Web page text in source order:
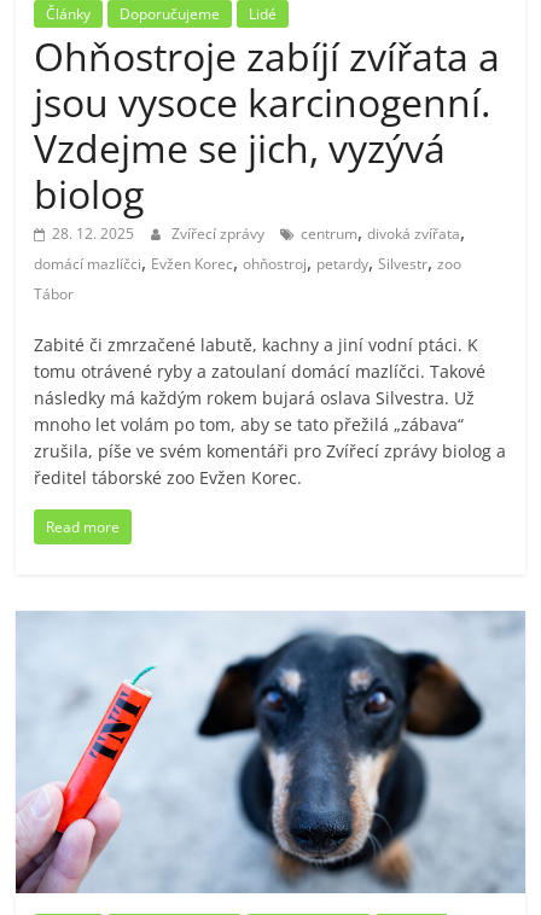
Články Doporučujeme Lidé
Ohňostroje zabíjí zvířata a
jsou vysoce karcinogenní.
Vzdejme se jich, vyzývá
biolog
28. 12. 2025 Zvířecí zprávy centrum,divoká zvířata,
domácí mazlíčci, Evžen Korec,ohňostroj, petardy,Silvestr,zoo
Tábor
Zabité či zmrzačené labutě, kachny a jiní vodní ptáci. K
tomu otrávené ryby a zatoulaní domácí mazlíčci. Takové
následky má každým rokem bujará oslava Silvestra. Už
mnoho let volám po tom, aby se tato přežilá „zábava“
zrušila, píše ve svém komentáři pro Zvířecí zprávy biolog a
ředitel táborské zoo Evžen Korec.
Read more